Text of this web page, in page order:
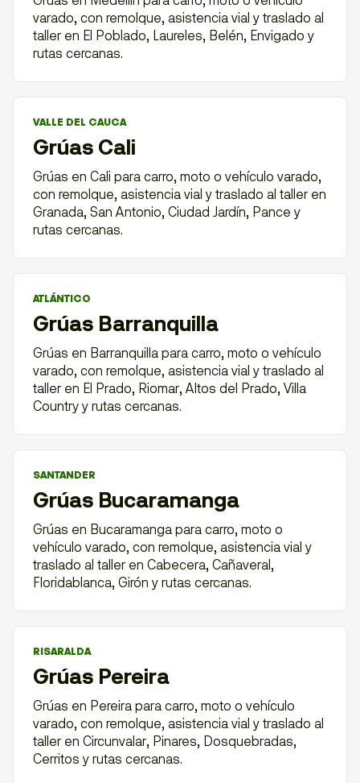
varado, con remolque, asistencia vial y traslado al
taller en El Poblado, Laureles, Belén, Envigado y
rutas cercanas.
VALLE DEL CAUCA
Grúas Cali
Grúas en Cali para carro, moto o vehículo varado,
con remolque, asistencia vial y traslado al taller en
Granada, San Antonio, Ciudad Jardín, Pance y
rutas cercanas.
ATLÁNTICO
Grúas Barranquilla
Grúas en Barranquilla para carro, moto o vehículo
varado, con remolque, asistencia vial y traslado al
taller en El Prado, Riomar, Altos del Prado, Villa
Country y rutas cercanas.
SANTANDER
Grúas Bucaramanga
Grúas en Bucaramanga para carro, moto o
vehículo varado, con remolque, asistencia vial y
traslado al taller en Cabecera, Cañaveral,
Floridablanca, Girón y rutas cercanas.
RISARALDA
Grúas Pereira
Grúas en Pereira para carro, moto o vehículo
varado, con remolque, asistencia vial y traslado al
taller en Circunvalar, Pinares, Dosquebradas,
Cerritos y rutas cercanas.